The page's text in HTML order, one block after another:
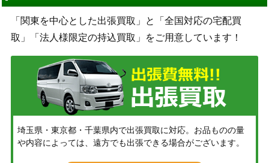
「関東を中心とした出張買取」と「全国対応の宅配買
取」「法人様限定の持込買取」をご用意しています！
埼玉県・東京都・千葉県内で出張買取に対応。お品ものの量
や内容によっては、遠方でも出張できる場合がございます。